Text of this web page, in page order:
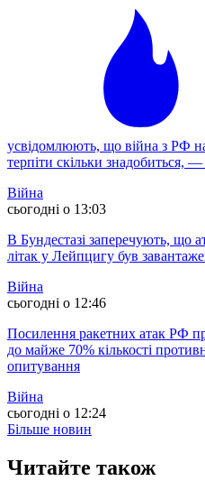
усвідомлюють, що війна з РФ
терпіти скільки знадобиться,
Війна
сьогодні о 13:03
В Бундестазі заперечують, що
літак у Лейпцигу був
Війна
сьогодні о 12:46
Посилення ракетних атак РФ
до майже 70% кількості
опитування
Війна
сьогодні о 12:24
Більше новин
Читайте також